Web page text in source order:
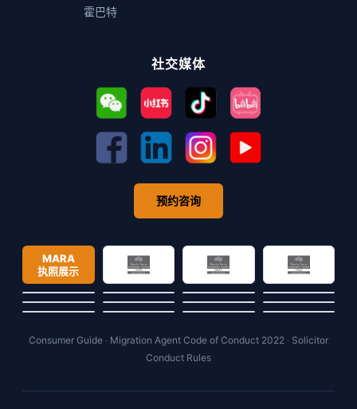
霍巴特
社交媒体
预约咨询
MARA
执照展示
Consumer Guide · Migration Agent Code of Conduct 2022 · Solicitor
Conduct Rules